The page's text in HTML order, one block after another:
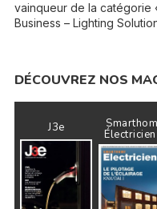
vainqueur de la catégorie
Business – Lighting
DÉCOUVREZ NOS
J3e